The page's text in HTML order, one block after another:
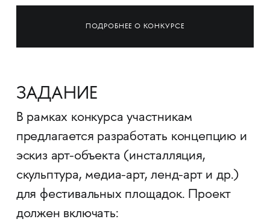
ПОДРОБНЕЕ О КОНКУРСЕ
ЗАДАНИЕ
В рамках конкурса участникам
предлагается разработать концепцию и
эскиз арт-объекта (инсталляция,
скульптура, медиа-арт, ленд-арт и др.)
для фестивальных площадок. Проект
должен включать: